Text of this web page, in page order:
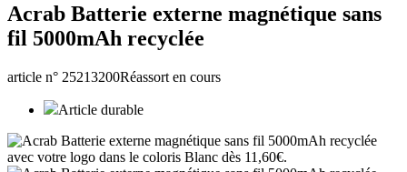
Acrab Batterie externe magnétique sans
fil 5000mAh recyclée
article n° 25213200Réassort en cours
Article durable